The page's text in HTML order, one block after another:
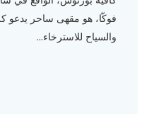
فوكّا، هو مقهى ساحر يدعو
والسياح للاسترخاء...